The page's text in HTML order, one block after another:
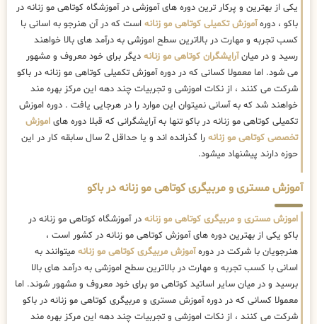
یکی از بهترین و پرکار ترین دوره های آموزشی در آموزشگاه کوتاهی مو زنانه در
باکو ، دورهآموزش تکمیلی کوتاهی مو زنانه است که در آن هنرجو به اسانی با
کسب تجربه و مهارت در بالاترین سطح اموزشی به درآمد های بالا خواهند
رسید و در میانآرایشگران کوتاهی مو زنانه دیگر برای خود معروف و مشهور
می شود. اما معمولا کسانی که در دوره آموزش تکمیلی کوتاهی مو زنانه در باکو
شرکت می کنند ، از نکات اموزشی و تجربیات چند دهه این مرکز بهره مند
خواهند شد که به آسانی نمیتوان این موارد را در هرجایی یافت . دوره اموزش
تکمیلی کوتاهی مو زنانه در باکو تنها به آرایشگرانی که قبلا دوره های اموزش
تخصصی کوتاهی مو زنانه
را گذرانده اند و یا حداقل 2 سال سابقه کار در این
حوزه دارند پیشنهاد میشود.
آموزش مستری و مربیگری کوتاهی مو زنانه در باکو
اموزش مستری و مربیگری کوتاهی مو زنانه در آموزشگاه کوتاهی مو زنانه در
باکو یکی از بهترین دوره های آموزش کوتاهی مو زنانه در کشور است ،
هنرجویان با شرکت در دورهآموزش مربیگری کوتاهی مو زنانه میتوانند به
اسانی با کسب تجربه و مهارت در بالاترین سطح اموزشی به درآمد های بالا
برسید و در میان سایر اساتید کوتاهی مو برای خود معروف و مشهور شوند. اما
معمولا کسانی که در دوره آموزش مستری و مربیگری کوتاهی مو زنانه در باکو
شرکت می کنند ، از نکات اموزشی و تجربیات چند دهه این مرکز بهره مند